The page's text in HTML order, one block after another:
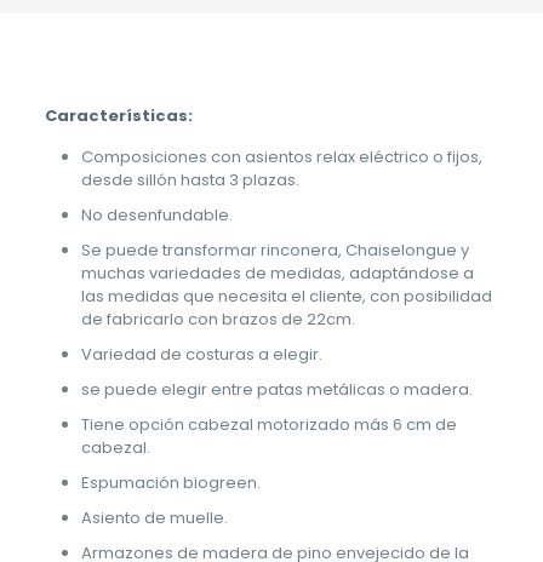
Características:
Composiciones con asientos relax eléctrico o fijos,
desde sillón hasta 3 plazas.
No desenfundable.
Se puede transformar rinconera, Chaiselongue y
muchas variedades de medidas, adaptándose a
las medidas que necesita el cliente, con posibilidad
de fabricarlo con brazos de 22cm.
Variedad de costuras a elegir.
se puede elegir entre patas metálicas o madera.
Tiene opción cabezal motorizado más 6 cm de
cabezal.
Espumación biogreen.
Asiento de muelle.
Armazones de madera de pino envejecido de la